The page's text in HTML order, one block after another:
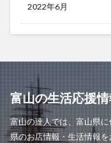
2022年6月
富山の生活応援
富山の達人では、富山県
県のお店情報・生活情報